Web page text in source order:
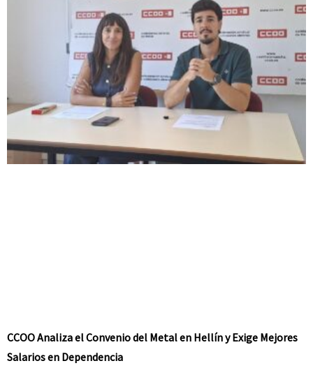
CCOO Analiza el Convenio del Metal en Hellín y Exige Mejores
Salarios en Dependencia